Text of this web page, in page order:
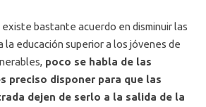
bastante acuerdo en disminuir las
la educación superior a los jóvenes de
poco se habla de las
preciso disponer para que las
dejen de serlo a la salida de la